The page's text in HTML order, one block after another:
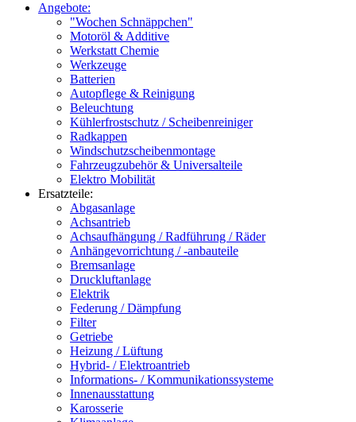
Angebote:
"Wochen Schnäppchen"
Motoröl & Additive
Werkstatt Chemie
Werkzeuge
Batterien
Autopflege & Reinigung
Beleuchtung
Kühlerfrostschutz / Scheibenreiniger
Radkappen
Windschutzscheibenmontage
Fahrzeugzubehör & Universalteile
Elektro Mobilität
Ersatzteile:
Abgasanlage
Achsantrieb
Achsaufhängung / Radführung / Räder
Anhängevorrichtung / -anbauteile
Bremsanlage
Druckluftanlage
Elektrik
Federung / Dämpfung
Filter
Getriebe
Heizung / Lüftung
Hybrid- / Elektroantrieb
Informations- / Kommunikationssysteme
Innenausstattung
Karosserie